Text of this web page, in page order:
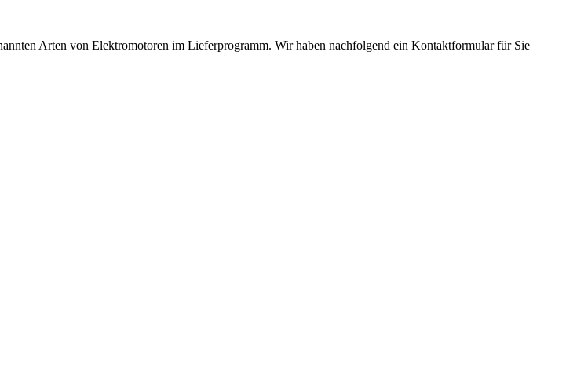
Arten von Elektromotoren im Lieferprogramm. Wir haben nachfolgend ein Kontaktformular für Sie